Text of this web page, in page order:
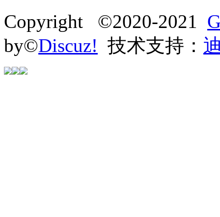
Copyright ©2020-2021
by©Discuz! 技术支持：